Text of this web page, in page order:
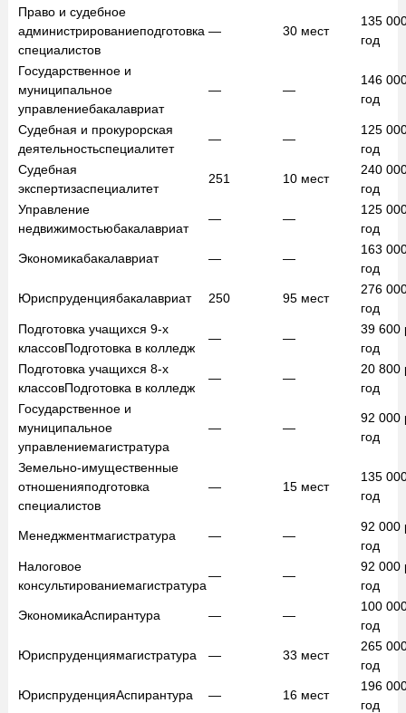
Право и судебное
администрированиеподготовка
специалистов
— 30 мест
135
год
Государственное и
муниципальное
управлениебакалавриат
— —
146
год
Судебная и прокурорская
деятельностьспециалитет
— —
125
год
Судебная
экспертизаспециалитет
251 10 мест
240
год
Управление
недвижимостьюбакалавриат
— —
125
год
Экономикабакалавриат — —
163
год
Юриспруденциябакалавриат 250 95 мест
276
год
Подготовка учащихся 9-х
классовПодготовка в колледж
— —
39 600
год
Подготовка учащихся 8-х
классовПодготовка в колледж
— —
20 800
год
Государственное и
муниципальное
управлениемагистратура
— —
92 000
год
Земельно-имущественные
отношенияподготовка
специалистов
— 15 мест
135
год
Менеджментмагистратура — —
92 000
год
Налоговое
консультированиемагистратура
— —
92 000
год
ЭкономикаАспирантура — —
100
год
Юриспруденциямагистратура — 33 мест
265
год
ЮриспруденцияАспирантура — 16 мест
196
год